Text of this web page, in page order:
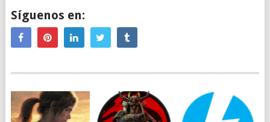
Síguenos en: